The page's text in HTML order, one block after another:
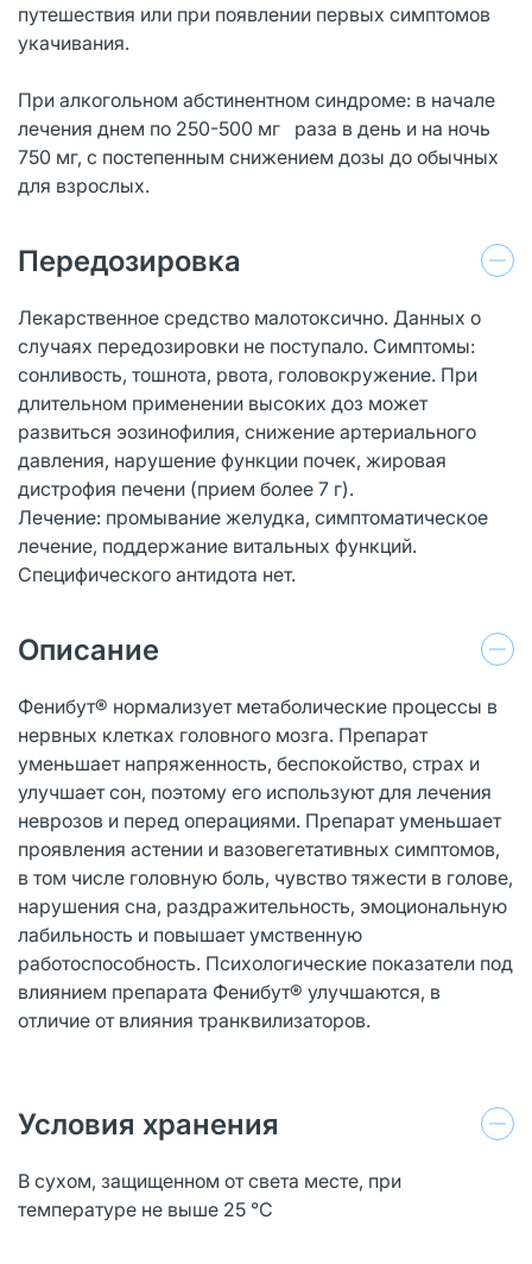
путешествия или при появлении первых симптомов
укачивания.
При алкогольном абстинентном синдроме: в начале
лечения днем по 250-500 мг раза в день и на ночь
750 мг, с постепенным снижением дозы до обычных
для взрослых.
Передозировка
Лекарственное средство малотоксично. Данных о
случаях передозировки не поступало. Симптомы:
сонливость, тошнота, рвота, головокружение. При
длительном применении высоких доз может
развиться эозинофилия, снижение артериального
давления, нарушение функции почек, жировая
дистрофия печени (прием более 7 г).
Лечение: промывание желудка, симптоматическое
лечение, поддержание витальных функций.
Специфического антидота нет.
Описание
Фенибут® нормализует метаболические процессы в
нервных клетках головного мозга. Препарат
уменьшает напряженность, беспокойство, страх и
улучшает сон, поэтому его используют для лечения
неврозов и перед операциями. Препарат уменьшает
проявления астении и вазовегетативных симптомов,
в том числе головную боль, чувство тяжести в голове,
нарушения сна, раздражительность, эмоциональную
лабильность и повышает умственную
работоспособность. Психологические показатели под
влиянием препарата Фенибут® улучшаются, в
отличие от влияния транквилизаторов.
Условия хранения
В сухом, защищенном от света месте, при
температуре не выше 25 °C